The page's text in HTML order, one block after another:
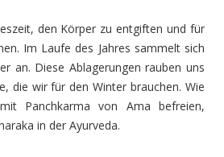
den Körper zu entgiften und für
Im Laufe des Jahres sammelt sich
an. Diese Ablagerungen rauben uns
die wir für den Winter brauchen. Wie
Panchkarma von Ama befreien,
in der Ayurveda.